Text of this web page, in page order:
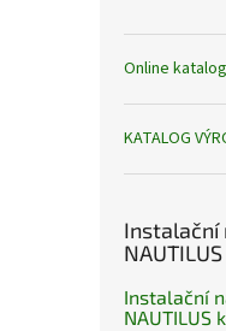
Online
KATALOG
Instalační
NAUTILUS
Instalační
NAUTILUS